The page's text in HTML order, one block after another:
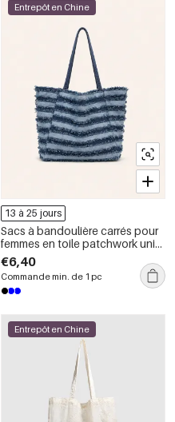
Entrepôt en Chine
13 à 25 jours
Sacs à bandoulière carrés pour
femmes en toile patchwork unie
à rayures, style décontracté
€6,40
Commande min. de 1 pc
Entrepôt en Chine